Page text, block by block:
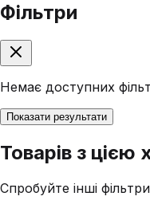
Фільтри
Немає доступних
Показати результати
Товарів з
Спробуйте інші